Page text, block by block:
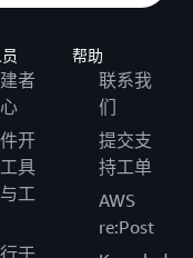
者
开
具
工
帮助
联系我
们
提交支
持工单
AWS
re:Post